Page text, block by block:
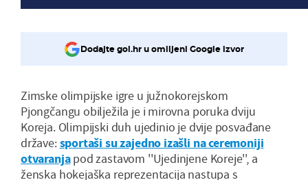
Dodajte gol.hr u omiljeni Google izvor
Zimske olimpijske igre u južnokorejskom
Pjongčangu obilježila je i mirovna poruka dviju
Koreja. Olimpijski duh ujedinio je dvije posvađane
države:sportaši su zajedno izašli na ceremoniji
otvaranjapod zastavom ''Ujedinjene Koreje'', a
ženska hokejaška reprezentacija nastupa s